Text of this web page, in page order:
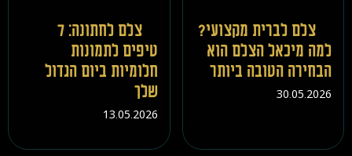
צלם לברית מקצועי?
למה מיכאל הצלם הוא
הבחירה הטובה ביותר
30.05.2026
צלם לחתונה: 7
טיפים לתמונות
חלומיות ביום הגדול
שלך
13.05.2026